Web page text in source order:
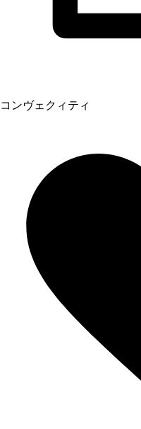
コンヴェクィティ